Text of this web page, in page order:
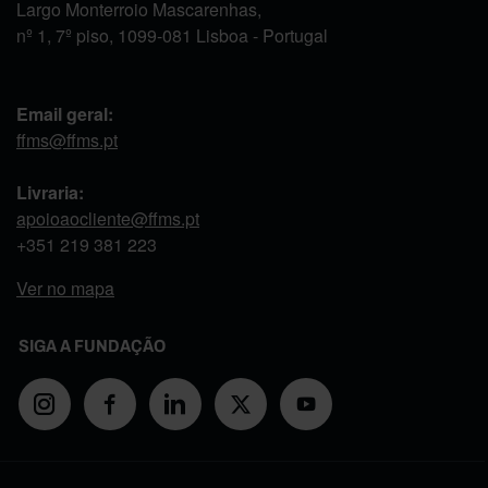
Largo Monterroio Mascarenhas,
nº 1, 7º piso, 1099-081 Lisboa - Portugal
Email geral:
ffms@ffms.pt
Livraria:
apoioaocliente@ffms.pt
+351 219 381 223
Ver no mapa
SIGA A FUNDAÇÃO